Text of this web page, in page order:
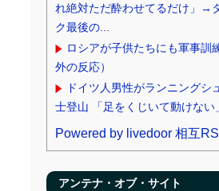
れ絶対ただ酔わせてるだけ」→
ク最後の...
ロシアが子供たちにも軍事訓
外の反応）
ドイツ人男性がランニングシ
士登山 「足をくじいて動けない」
Powered by livedoor 相互
アンテナ・オブ・サイト